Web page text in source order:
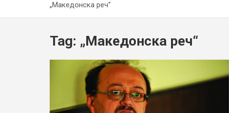
„Македонска реч“
Tag: „Македонска реч“